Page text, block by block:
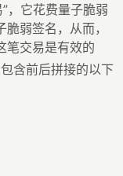
，它花费量子脆弱
弱签名，从而，
笔交易是有效的
含前后拼接的以下